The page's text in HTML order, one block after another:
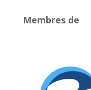
Membres de